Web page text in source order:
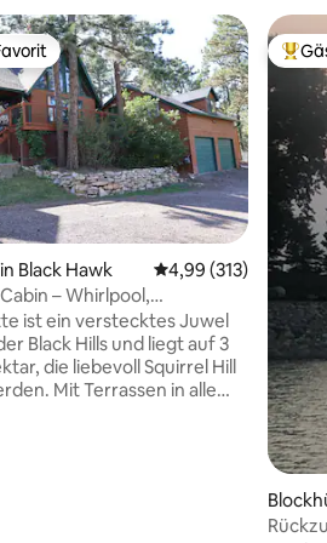
4,94 von 5, 206 Bewertungen
Favorit.
Black Hawk Durchschnittliche
4,99 (313)
– Whirlpool,
WLAN
ist ein verstecktes Juwel
Black Hills und liegt auf 3
die liebevoll Squirrel Hill
Mit Terrassen in alle